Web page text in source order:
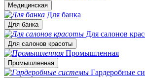
Медицинская
Для банка
Для банка
Для салонов
Для салонов красоты
Промышленная
Промышленная
Гардеробные